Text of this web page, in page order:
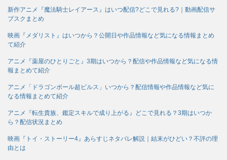
新作アニメ『魔法騎士レイアース』はいつ配信?どこで見れる?｜動画配信サ
ブスクまとめ
映画『メダリスト』はいつから？公開日や作品情報など気になる情報まとめ
て紹介
アニメ『薬屋のひとりごと』3期はいつから？配信や作品情報など気になる情
報まとめて紹介
アニメ「ドラゴンボール超ビルス」いつから？配信情報や作品情報など気に
なる情報まとめて紹介
アニメ『転生貴族、鑑定スキルで成り上がる』どこで見れる？3期はいつか
ら？配信状況まとめ
映画『トイ・ストーリー4』あらすじネタバレ解説｜結末がひどい？不評の理
由とは